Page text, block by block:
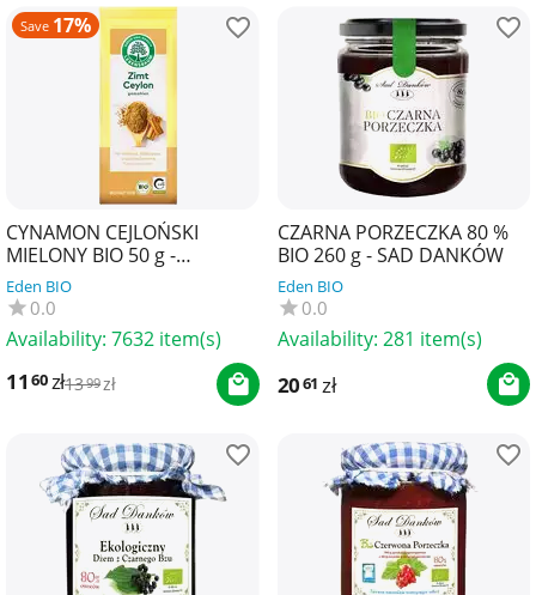
Save 17%
CYNAMON CEJLOŃSKI
MIELONY BIO 50 g -
LEBENSBAUM
Eden BIO
0.0
Availability: 7632 item(s)
11 60zł1399zł
CZARNA PORZECZKA 80 %
BIO 260 g - SAD DANKÓW
Eden BIO
0.0
Availability: 281 item(s)
2061 zł